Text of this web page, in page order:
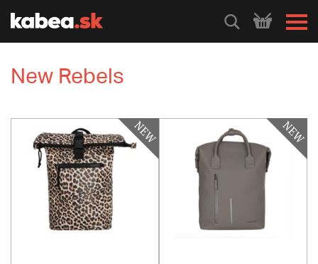
HLEDEJ
New Rebels